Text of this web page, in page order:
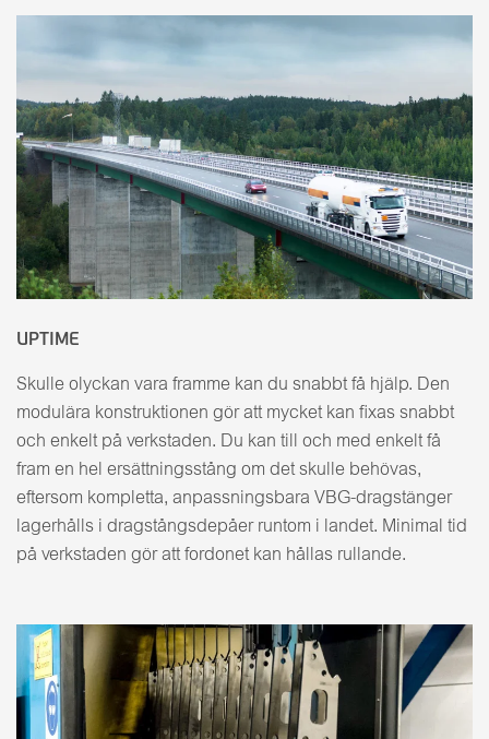
UPTIME
Skulle olyckan vara framme kan du snabbt få hjälp. Den
modulära konstruktionen gör att mycket kan fixas snabbt
och enkelt på verkstaden. Du kan till och med enkelt få
fram en hel ersättningsstång om det skulle behövas,
eftersom kompletta, anpassningsbara VBG-dragstänger
lagerhålls i dragstångsdepåer runtom i landet. Minimal tid
på verkstaden gör att fordonet kan hållas rullande.